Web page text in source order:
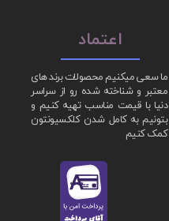
ما سعی میکنیم محصولات برند های
معتبر و شناخته شده رو از سراسر
دنیا با قیمت مناسب تهیه کنیم و
بتونیم به کامل شدن کلکسیونتون
کمک کنیم
اعتماد